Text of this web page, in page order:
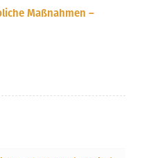
Maßnahmen –